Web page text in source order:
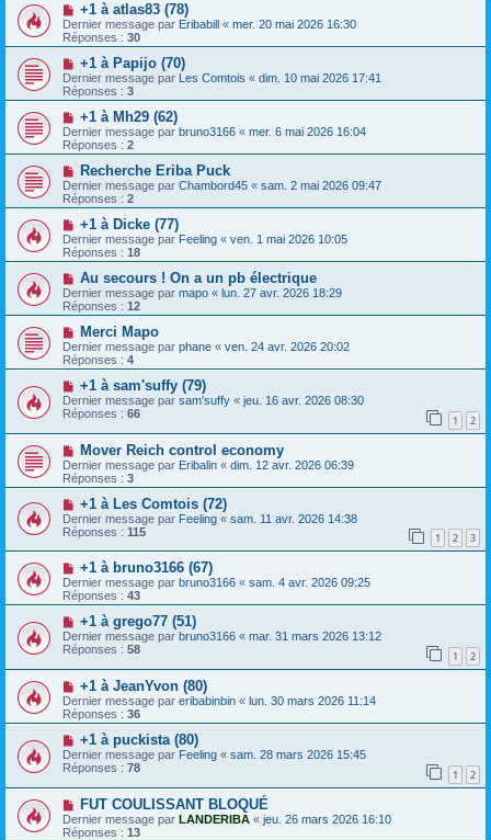
+1 à atlas83 (78)
Dernier message par Eribabill « mer. 20 mai 2026 16:30
Réponses : 30
+1 à Papijo (70)
Dernier message par Les Comtois « dim. 10 mai 2026 17:41
Réponses : 3
+1 à Mh29 (62)
Dernier message par bruno3166 « mer. 6 mai 2026 16:04
Réponses : 2
Recherche Eriba Puck
Dernier message par Chambord45 « sam. 2 mai 2026 09:47
Réponses : 2
+1 à Dicke (77)
Dernier message par Feeling « ven. 1 mai 2026 10:05
Réponses : 18
Au secours ! On a un pb électrique
Dernier message par mapo « lun. 27 avr. 2026 18:29
Réponses : 12
Merci Mapo
Dernier message par phane « ven. 24 avr. 2026 20:02
Réponses : 4
+1 à sam'suffy (79)
Dernier message par sam'suffy « jeu. 16 avr. 2026 08:30
Réponses : 66 1 2
Mover Reich control economy
Dernier message par Eribalin « dim. 12 avr. 2026 06:39
Réponses : 3
+1 à Les Comtois (72)
Dernier message par Feeling « sam. 11 avr. 2026 14:38
Réponses : 115 1 2 3
+1 à bruno3166 (67)
Dernier message par bruno3166 « sam. 4 avr. 2026 09:25
Réponses : 43
+1 à grego77 (51)
Dernier message par bruno3166 « mar. 31 mars 2026 13:12
Réponses : 58 1 2
+1 à JeanYvon (80)
Dernier message par eribabinbin « lun. 30 mars 2026 11:14
Réponses : 36
+1 à puckista (80)
Dernier message par Feeling « sam. 28 mars 2026 15:45
Réponses : 78 1 2
FUT COULISSANT BLOQUÉ
Dernier message par LANDERIBA « jeu. 26 mars 2026 16:10
Réponses : 13